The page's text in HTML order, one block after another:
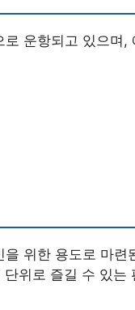
운항되고 있으며,
위한 용도로 마련
위로 즐길 수 있는